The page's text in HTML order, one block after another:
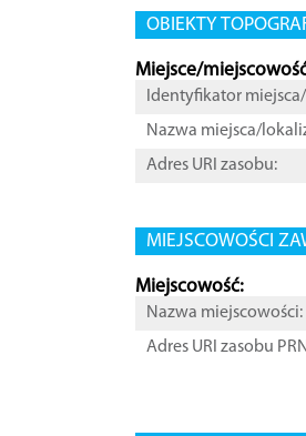
OBIEKTY
Miejsce/
Identyfikator
Nazwa miejsca/
Adres URI zasobu:
MIEJSCOWOŚCI
Miejscowość:
Nazwa miejscowości:
Adres URI zasobu